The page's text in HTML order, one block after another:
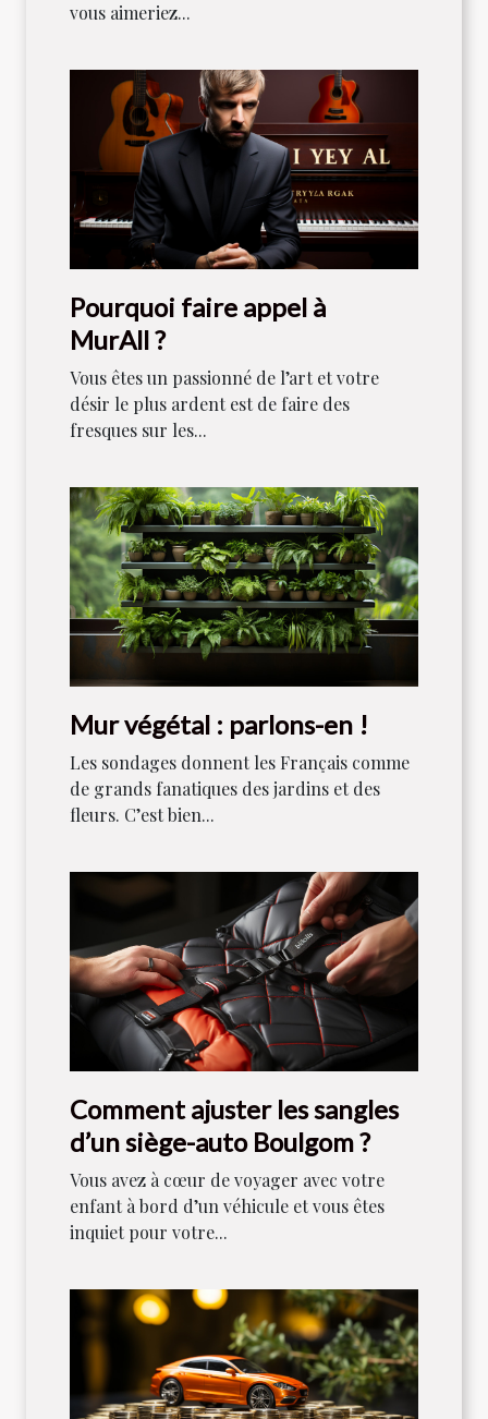
vous aimeriez...
Pourquoi faire appel à
MurAll ?
Vous êtes un passionné de l’art et votre
désir le plus ardent est de faire des
fresques sur les...
Mur végétal : parlons-en !
Les sondages donnent les Français comme
de grands fanatiques des jardins et des
fleurs. C’est bien...
Comment ajuster les sangles
d’un siège-auto Boulgom ?
Vous avez à cœur de voyager avec votre
enfant à bord d’un véhicule et vous êtes
inquiet pour votre...